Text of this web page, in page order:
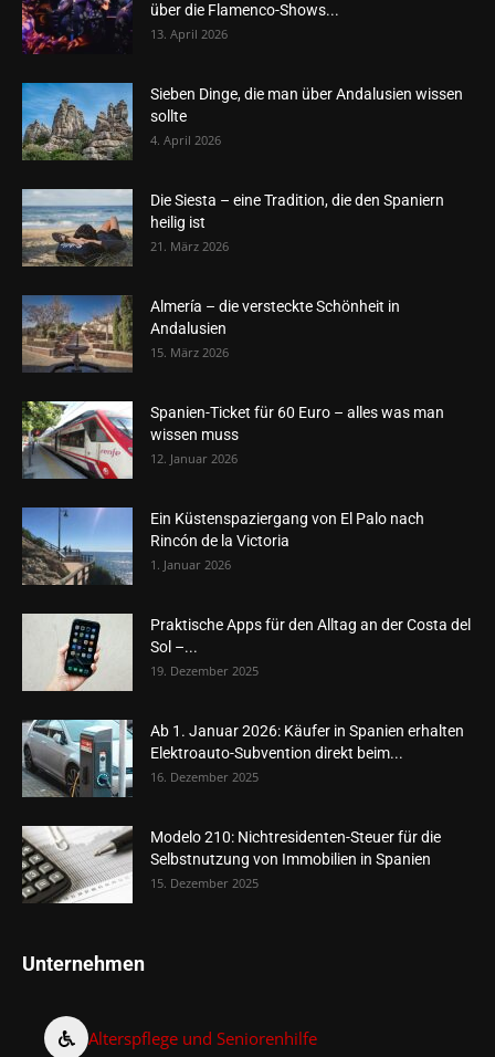
über die Flamenco-Shows...
13. April 2026
Sieben Dinge, die man über Andalusien wissen
sollte
4. April 2026
Die Siesta – eine Tradition, die den Spaniern
heilig ist
21. März 2026
Almería – die versteckte Schönheit in
Andalusien
15. März 2026
Spanien-Ticket für 60 Euro – alles was man
wissen muss
12. Januar 2026
Ein Küstenspaziergang von El Palo nach
Rincón de la Victoria
1. Januar 2026
Praktische Apps für den Alltag an der Costa del
Sol –...
19. Dezember 2025
Ab 1. Januar 2026: Käufer in Spanien erhalten
Elektroauto-Subvention direkt beim...
16. Dezember 2025
Modelo 210: Nichtresidenten-Steuer für die
Selbstnutzung von Immobilien in Spanien
15. Dezember 2025
Unternehmen
Alterspflege und Seniorenhilfe